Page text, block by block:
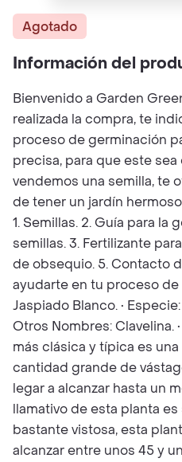
Agotado
Información del
Bienvenido a Garden
realizada la compra, te
proceso de germinación
precisa, para que este
vendemos una semilla, te
de tener un jardín
1. Semillas. 2. Guía para la
semillas. 3. Fertilizante
de obsequio. 5. Contacto
ayudarte en tu proceso de
Jaspiado Blanco. •
Otros Nombres: Clavelina.
más clásica y típica es
cantidad grande de
legar a alcanzar hasta un
llamativo de esta planta es
bastante vistosa, esta
alcanzar entre unos 45 y